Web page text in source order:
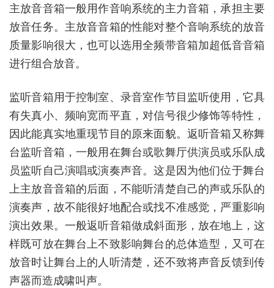
主放音音箱一般用作音响系统的主力音箱，承担主要
放音任务。主放音音箱的性能对整个音响系统的放音
质量影响很大，也可以选用全频带音箱加超低音音箱
进行组合放音。
监听音箱用于控制室、录音室作节目监听使用，它具
有失真小、频响宽而平直，对信号很少修饰等特性，
因此能真实地重现节目的原来面貌。返听音箱又称舞
台监听音箱，一般用在舞台或歌舞厅供演员或乐队成
员监听自己演唱或演奏声音。这是因为他们位于舞台
上主放音音箱的后面，不能听清楚自己的声或乐队的
演奏声，故不能很好地配合或找不准感觉，严重影响
演出效果。一般返听音箱做成斜面形，放在地上，这
样既可放在舞台上不致影响舞台的总体造型，又可在
放音时让舞台上的人听清楚，还不致将声音反馈到传
声器而造成啸叫声。